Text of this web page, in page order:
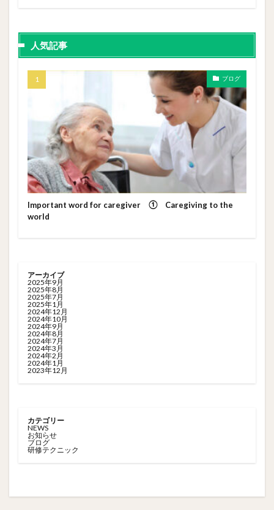
人気記事
ブログ
Important word for caregiver ① Caregiving to the
world
アーカイブ
2025年9月
2025年8月
2025年7月
2025年1月
2024年12月
2024年10月
2024年9月
2024年8月
2024年7月
2024年3月
2024年2月
2024年1月
2023年12月
カテゴリー
NEWS
お知らせ
ブログ
研修テクニック